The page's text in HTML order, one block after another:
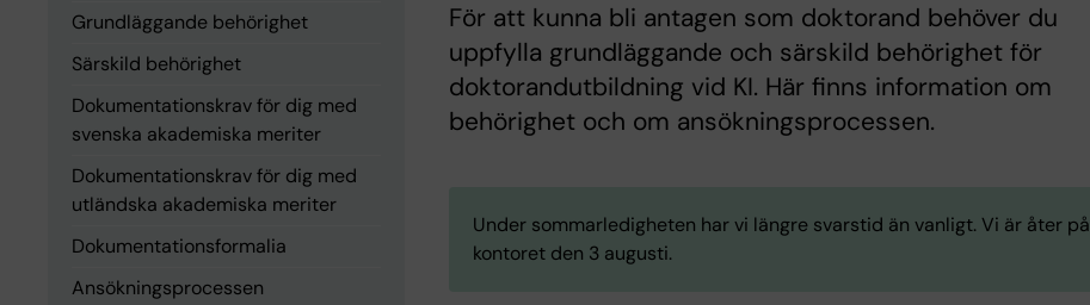
Grundläggande behörighet
Särskild behörighet
Dokumentationskrav för dig med
svenska akademiska meriter
Dokumentationskrav för dig med
utländska akademiska meriter
Dokumentationsformalia
Ansökningsprocessen
För att kunna bli antagen som doktorand behöver du
uppfylla grundläggande och särskild behörighet för
doktorandutbildning vid KI. Här finns information om
behörighet och om ansökningsprocessen.
Under sommarledigheten har vi längre svarstid än vanligt. Vi är åter på
kontoret den 3 augusti.